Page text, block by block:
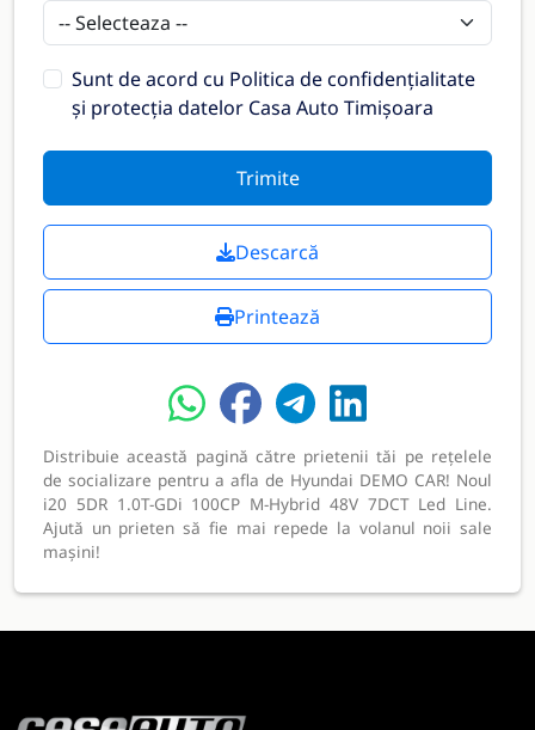
Sunt de acord cu Politica de confidențialitate
și protecția datelor Casa Auto Timișoara
Trimite
Descarcă
Printează
Distribuie această pagină către prietenii tăi pe rețelele
de socializare pentru a afla de Hyundai DEMO CAR! Noul
i20 5DR 1.0T-GDi 100CP M-Hybrid 48V 7DCT Led Line.
Ajută un prieten să fie mai repede la volanul noii sale
mașini!